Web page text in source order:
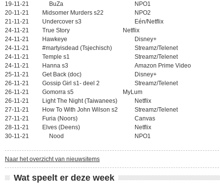
19-11-21
BuZa
NPO1
20-11-21 Midsomer Murders s22
NPO2
21-11-21 Undercover s3
Eén/Netflix
24-11-21 True Story
Netflix
24-11-21 Hawkeye
Disney+
24-11-21 #martyisdead (Tsjechisch)
Streamz/Telenet
24-11-21 Temple s1
Streamz/Telenet
24-11-21 Hanna s3
Amazon Prime Video
25-11-21 Get Back (doc)
Disney+
26-11-21 Gossip Girl s1- deel 2
Streamz/Telenet
26-11-21 Gomorra s5
MyLum
26-11-21 Light The Night (Taiwanees)
Netflix
27-11-21 How To With John Wilson s2
Streamz/Telenet
27-11-21 Furia (Noors)
Canvas
28-11-21 Elves (Deens)
Netflix
30-11-21
Nood NPO1
Naar het overzicht van nieuwsitems
Wat speelt er deze week